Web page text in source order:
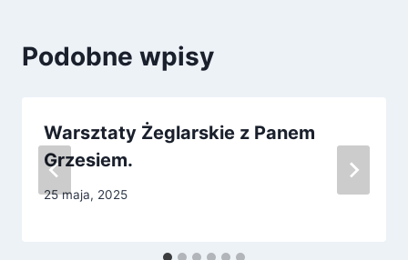
Podobne wpisy
Warsztaty Żeglarskie z Panem
Grzesiem.
25 maja, 2025